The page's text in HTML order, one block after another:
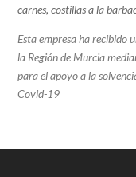
carnes, costillas a la
Esta empresa ha recibido
la Región de Murcia
para el apoyo a la
Covid-19